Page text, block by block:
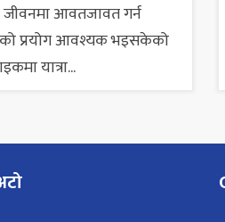
आवतजावत गर्न
प्रयोग आवश्यक भइसकेको
यात्रा...